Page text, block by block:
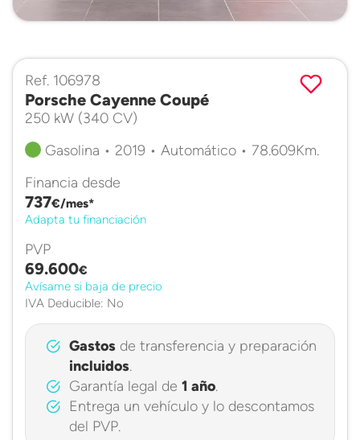
Ref. 106978
Porsche Cayenne Coupé
250 kW (340 CV)
Gasolina • 2019 • Automático • 78.609Km.
Financia desde
737€/mes*
Adapta tu financiación
PVP
69.600€
Avísame si baja de precio
IVA Deducible: No
Gastosde transferencia y preparación
incluidos.
Garantía legal de 1 año.
Entrega un vehículo y lo descontamos
del PVP.